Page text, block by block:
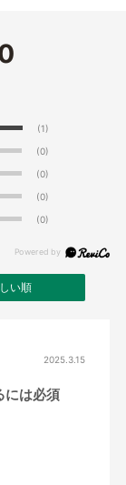
(1)
(0)
(0)
(0)
(0)
い順
2025.3.15
には必須